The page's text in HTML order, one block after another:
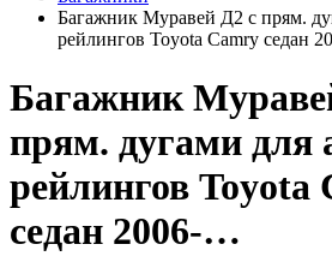
Багажник Муравей Д2 с прям.
рейлингов Toyota Camry седан
Багажник
прям. дугами для
рейлингов Toyota
седан 2006-…